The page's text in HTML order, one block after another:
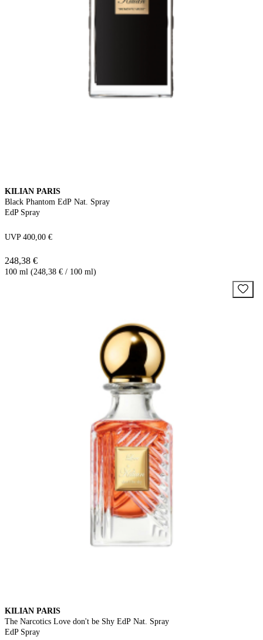
KILIAN PARIS
Black Phantom EdP Nat. Spray
EdP Spray
UVP 400,00 €
248,38 €
100 ml (248,38 € / 100 ml)
KILIAN PARIS
The Narcotics Love don't be Shy EdP Nat. Spray
EdP Spray